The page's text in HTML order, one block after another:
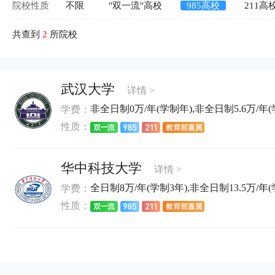
院校性质 不限 "双一流"高校 985高校 211高
共查到 2 所院校
武汉大学
详情 >
学费： 非全日制0万/年(学制年),非全日制5.6万/年
性质：
华中科技大学
详情 >
学费： 全日制8万/年(学制3年),非全日制13.5万/年
性质：